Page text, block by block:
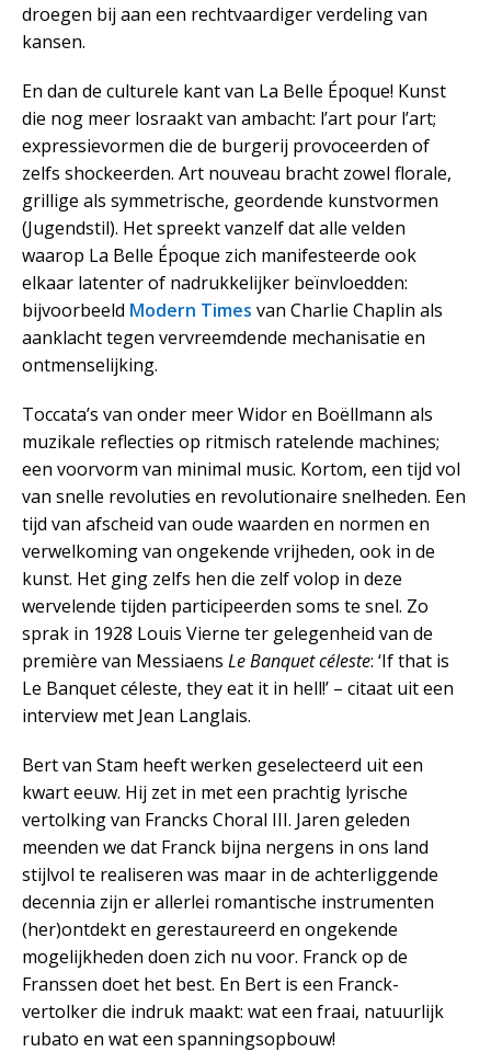
droegen bij aan een rechtvaardiger verdeling van
kansen.
En dan de culturele kant van La Belle Époque! Kunst
die nog meer losraakt van ambacht: l’art pour l’art;
expressievormen die de burgerij provoceerden of
zelfs shockeerden. Art nouveau bracht zowel florale,
grillige als symmetrische, geordende kunstvormen
(Jugendstil). Het spreekt vanzelf dat alle velden
waarop La Belle Époque zich manifesteerde ook
elkaar latenter of nadrukkelijker beïnvloedden:
bijvoorbeeld Modern Times van Charlie Chaplin als
aanklacht tegen vervreemdende mechanisatie en
ontmenselijking.
Toccata’s van onder meer Widor en Boëllmann als
muzikale reflecties op ritmisch ratelende machines;
een voorvorm van minimal music. Kortom, een tijd vol
van snelle revoluties en revolutionaire snelheden. Een
tijd van afscheid van oude waarden en normen en
verwelkoming van ongekende vrijheden, ook in de
kunst. Het ging zelfs hen die zelf volop in deze
wervelende tijden participeerden soms te snel. Zo
sprak in 1928 Louis Vierne ter gelegenheid van de
première van Messiaens Le Banquet céleste: ‘If that is
Le Banquet céleste, they eat it in hell!’ – citaat uit een
interview met Jean Langlais.
Bert van Stam heeft werken geselecteerd uit een
kwart eeuw. Hij zet in met een prachtig lyrische
vertolking van Francks Choral III. Jaren geleden
meenden we dat Franck bijna nergens in ons land
stijlvol te realiseren was maar in de achterliggende
decennia zijn er allerlei romantische instrumenten
(her)ontdekt en gerestaureerd en ongekende
mogelijkheden doen zich nu voor. Franck op de
Franssen doet het best. En Bert is een Franck-
vertolker die indruk maakt: wat een fraai, natuurlijk
rubato en wat een spanningsopbouw!